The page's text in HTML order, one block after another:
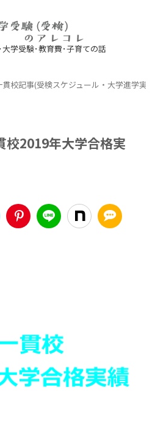
学受験･教育費･子育ての話
貫校記事(受検スケジュール・大学進学実
校2019年大学合格実